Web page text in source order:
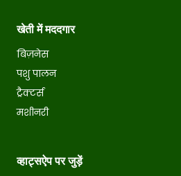
खेती में मददगार
बिज़नेस
पशु पालन
ट्रैक्टर्स
मशीनरी
व्हाट्सऐप पर जुड़ें